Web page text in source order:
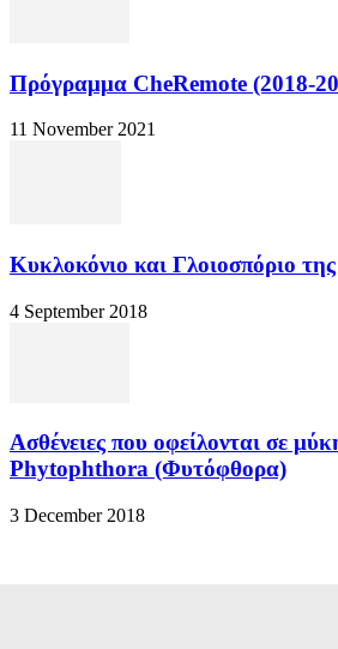
Πρόγραμμα CheRemote (2018-
11 November 2021
Κυκλοκόνιο και Γλοιοσπόριο της
4 September 2018
Ασθένειες που οφείλονται σε
Phytophthora (Φυτόφθορα)
3 December 2018